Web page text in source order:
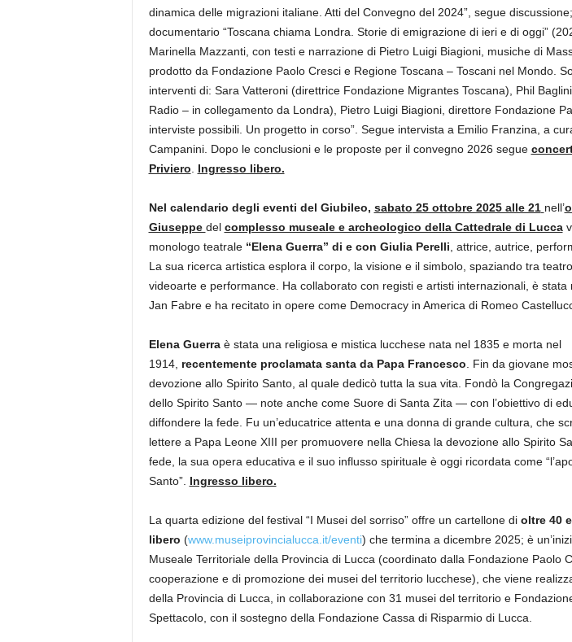
dinamica delle migrazioni italiane. Atti del Convegno del 2024”, segue
documentario “Toscana chiama Londra. Storie di emigrazione di ieri e di oggi”
Marinella Mazzanti, con testi e narrazione di Pietro Luigi Biagioni, musiche di
prodotto da Fondazione Paolo Cresci e Regione Toscana – Toscani nel Mondo.
interventi di: Sara Vatteroni (direttrice Fondazione Migrantes Toscana), Phil
Radio – in collegamento da Londra), Pietro Luigi Biagioni, direttore Fondazione
interviste possibili. Un progetto in corso”. Segue intervista a Emilio Franzina, a
Campanini. Dopo le conclusioni e le proposte per il convegno 2026 segue
Priviero
Ingresso libero.
Nel calendario degli eventi del Giubileo, sabato 25 ottobre 2025 alle 21 nell’
Giuseppe del complesso museale e archeologico della Cattedrale di Lucca
monologo teatrale “Elena Guerra” di e con Giulia Perelli , attrice, autrice,
La sua ricerca artistica esplora il corpo, la visione e il simbolo, spaziando tra
videoarte e performance. Ha collaborato con registi e artisti internazionali, è stata
Jan Fabre e ha recitato in opere come Democracy in America di Romeo
Elena Guerraè stata una religiosa e mistica lucchese nata nel 1835 e morta nel
1914, recentemente proclamata santa da Papa Francesco . Fin da giovane
devozione allo Spirito Santo, al quale dedicò tutta la sua vita. Fondò la
dello Spirito Santo — note anche come Suore di Santa Zita — con l’obiettivo di
diffondere la fede. Fu un’educatrice attenta e una donna di grande cultura, che
lettere a Papa Leone XIII per promuovere nella Chiesa la devozione allo Spirito
fede, la sua opera educativa e il suo influsso spirituale è oggi ricordata come
Santo”. Ingresso libero.
La quarta edizione del festival “I Musei del sorriso” offre un cartellone di oltre 40
libero (www.museiprovincialucca.it/eventi) che termina a dicembre 2025; è
Museale Territoriale della Provincia di Lucca (coordinato dalla Fondazione Paolo
cooperazione e di promozione dei musei del territorio lucchese), che viene
della Provincia di Lucca, in collaborazione con 31 musei del territorio e
Spettacolo, con il sostegno della Fondazione Cassa di Risparmio di Lucca.